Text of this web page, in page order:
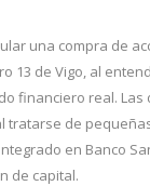
una compra de
13 de Vigo, al
financiero real.
de
en Banco
de capital.